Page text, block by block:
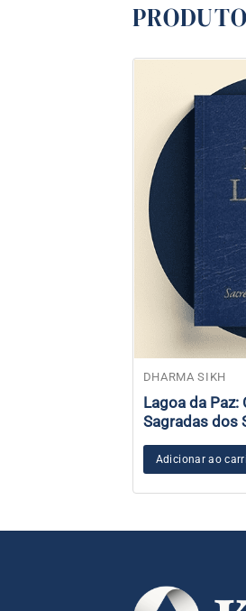
DHARMA SIKH
Lagoa da Paz:
Sagradas dos
Adicionar ao